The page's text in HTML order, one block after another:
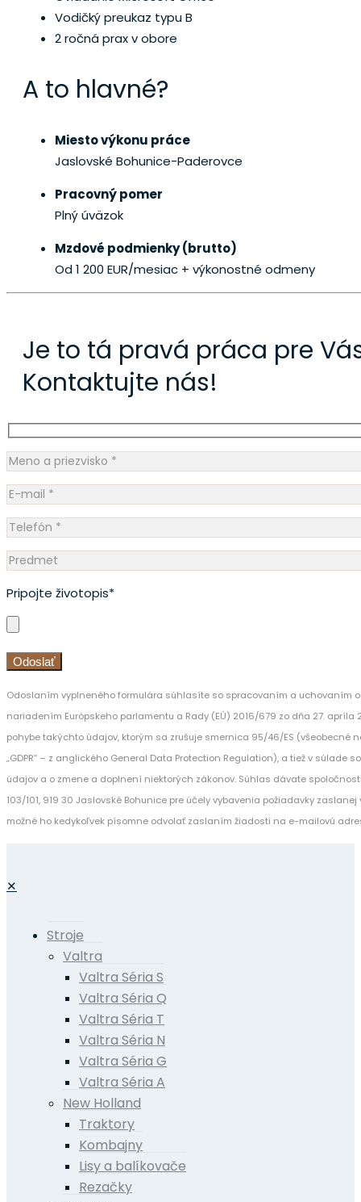
Vodičký preukaz typu B
2 ročná prax v obore
A to hlavné?
Miesto výkonu práce
Jaslovské Bohunice-Paderovce
Pracovný pomer
Plný úväzok
Mzdové podmienky (brutto)
Od 1 200 EUR/mesiac + výkonostné odmeny
Je to tá pravá práca pre
Kontaktujte nás!
Pripojte životopis*
Odoslaním vyplneného formulára súhlasíte so spracovaním a uchovaním
nariadením Európskeho parlamentu a Rady (EÚ) 2016/679 zo dňa 27.
pohybe takýchto údajov, ktorým sa zrušuje smernica 95/46/ES
„GDPR“ – z anglického General Data Protection Regulation), a tiež v súlade
údajov a o zmene a doplnení niektorých zákonov. Súhlas dávate spoločnosti
103/101, 919 30 Jaslovské Bohunice pre účely vybavenia požiadavky
možné ho kedykoľvek písomne odvolať zaslaním žiadosti na e-mailovú
✕
Stroje
Valtra
Valtra Séria S
Valtra Séria Q
Valtra Séria T
Valtra Séria N
Valtra Séria G
Valtra Séria A
New Holland
Traktory
Kombajny
Lisy a balíkovače
Rezačky